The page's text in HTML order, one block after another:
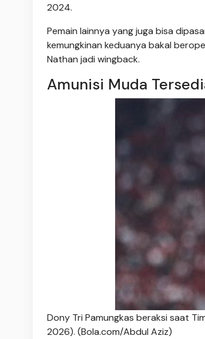
2024.
Pemain lainnya yang juga bisa
kemungkinan keduanya bakal
Nathan jadi wingback.
Amunisi Muda
Dony Tri Pamungkas beraksi saat
2026). (Bola.com/Abdul Aziz)